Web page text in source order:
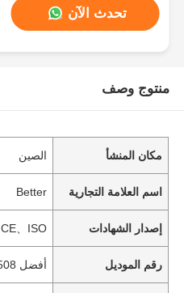
تحدث الآن
منتوج وصف
مكان المنشأ الصين
اسم العلامة التجارية Better
إصدار الشهادات CE、ISO
رقم الموديل أفضل 508